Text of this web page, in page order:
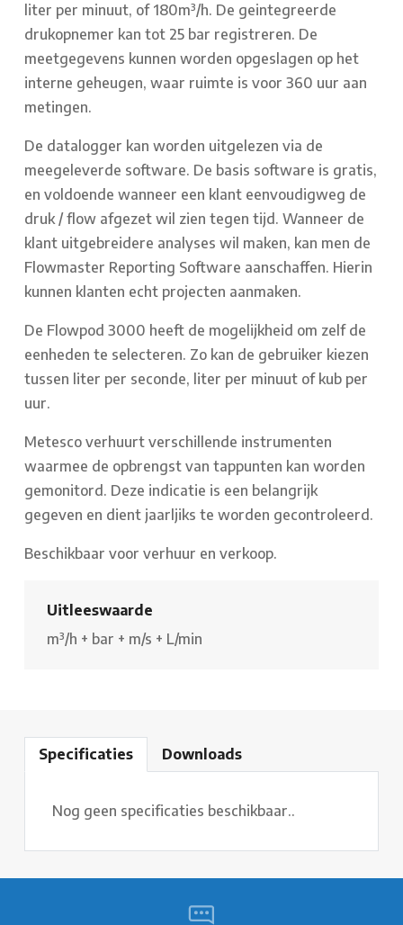
liter per minuut, of 180m³/h. De geintegreerde
drukopnemer kan tot 25 bar registreren. De
meetgegevens kunnen worden opgeslagen op het
interne geheugen, waar ruimte is voor 360 uur aan
metingen.
De datalogger kan worden uitgelezen via de
meegeleverde software. De basis software is gratis,
en voldoende wanneer een klant eenvoudigweg de
druk / flow afgezet wil zien tegen tijd. Wanneer de
klant uitgebreidere analyses wil maken, kan men de
Flowmaster Reporting Software aanschaffen. Hierin
kunnen klanten echt projecten aanmaken.
De Flowpod 3000 heeft de mogelijkheid om zelf de
eenheden te selecteren. Zo kan de gebruiker kiezen
tussen liter per seconde, liter per minuut of kub per
uur.
Metesco verhuurt verschillende instrumenten
waarmee de opbrengst van tappunten kan worden
gemonitord. Deze indicatie is een belangrijk
gegeven en dient jaarljiks te worden gecontroleerd.
Beschikbaar voor verhuur en verkoop.
Uitleeswaarde
m³/h + bar + m/s + L/min
Specificaties Downloads
Nog geen specificaties beschikbaar..